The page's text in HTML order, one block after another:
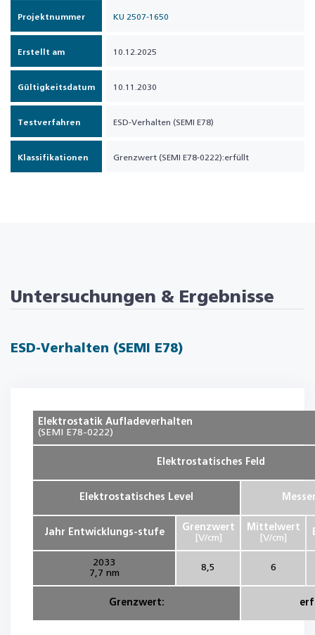
Projektnummer KU 2507-1650
Erstellt am 10.12.2025
Gültigkeitsdatum 10.11.2030
Testverfahren ESD-Verhalten (SEMI E78)
Klassifikationen Grenzwert (SEMI E78-0222):erfüllt
Untersuchungen & Ergebnisse
ESD-Verhalten (SEMI E78)
Elektrostatik Aufladeverhalten
(SEMI E78-0222)
Elektrostatisches Feld
Elektrostatisches Level
Jahr Entwicklungs-stufe
Grenzwert
[V/cm]
Mittelwert
[V/cm]
2033
7,7 nm
8,5 6
Grenzwert: